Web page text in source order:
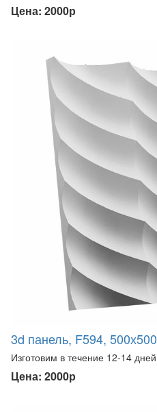
Цена: 2000р
3d панель, F594, 500х500
Изготовим в течение 12-14 дней
Цена: 2000р